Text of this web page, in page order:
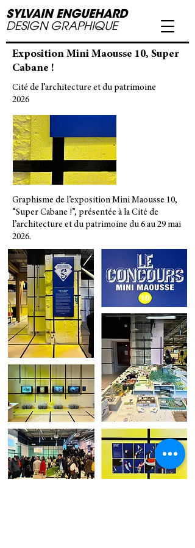
DESIGN GRAPHIQUE
SYLVAIN ENGUEHARD
Exposition Mini Maousse 10, Super
Cabane !
Cité de l’architecture et du patrimoine
2026
Graphisme de l’exposition Mini Maousse 10,
“Super Cabane !”, présentée à la Cité de
l’architecture et du patrimoine du 6 au 29 mai
2026.